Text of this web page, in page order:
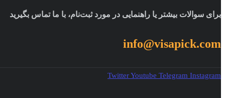
برای سوالات بیشتر یا راهنمایی در مورد ثبت‌نام، با ما تماس بگیرید
info@visapick.com
TwitterYoutube Telegram Instagram